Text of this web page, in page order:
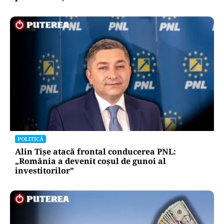
POLITICĂ
Alin Tișe atacă frontal conducerea PNL:
„România a devenit coșul de gunoi al
investitorilor”